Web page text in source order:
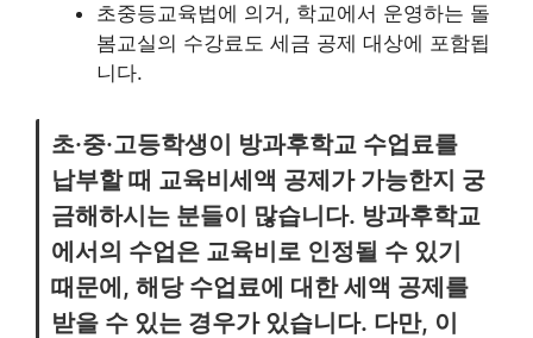
초중등교육법에 의거, 학교에서 운영하는 돌
봄교실의 수강료도 세금 공제 대상에 포함됩
니다.
초·중·고등학생이 방과후학교 수업료를
납부할 때 교육비세액 공제가 가능한지 궁
금해하시는 분들이 많습니다. 방과후학교
에서의 수업은 교육비로 인정될 수 있기
때문에, 해당 수업료에 대한 세액 공제를
받을 수 있는 경우가 있습니다. 다만, 이